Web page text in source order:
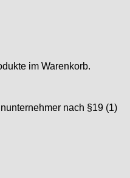
im Warenkorb.
nach §19 (1)